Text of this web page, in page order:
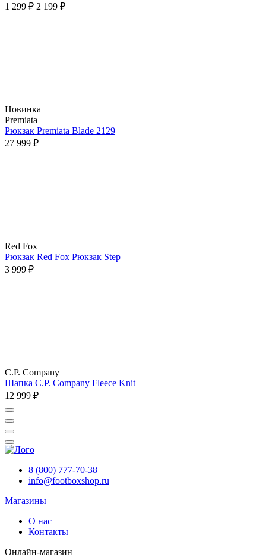
1 299 ₽ 2 199 ₽
Новинка
Premiata
Рюкзак Premiata Blade 2129
27 999 ₽
Red Fox
Рюкзак Red Fox Рюкзак Step
3 999 ₽
C.P. Company
Шапка C.P. Company Fleece Knit
12 999 ₽
8 (800) 777-70-38
info@footboxshop.ru
Магазины
О нас
Контакты
Онлайн-магазин